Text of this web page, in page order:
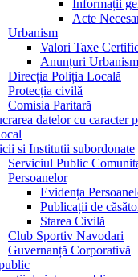
Informații
Acte
Urbanism
Valori Taxe
Anunțuri Urbanism
Direcția Poliția Locală
Protecția civilă
Comisia Paritară
datelor cu caracter
si Institutii subordonate
Serviciul Public
Persoanelor
Evidența
Publicații de
Starea Civilă
Club Sportiv Navodari
Guvernanță Corporativă